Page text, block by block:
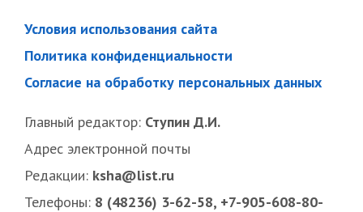
Условия использования сайта
Политика конфиденциальности
Согласие на обработку персональных данных
Главный редактор: Ступин Д.И.
Адрес электронной почты
Редакции: ksha@list.ru
Телефоны: 8 (48236) 3-62-58, +7-905-608-80-